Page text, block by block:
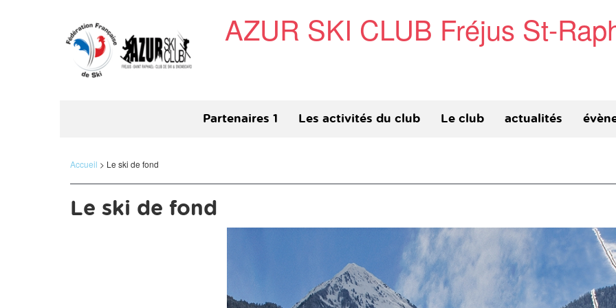
AZUR SKI CLUB Fréjus St-
Partenaires 1 Les activités du club Le club actualités
Accueil > Le ski de fond
Le ski de fond